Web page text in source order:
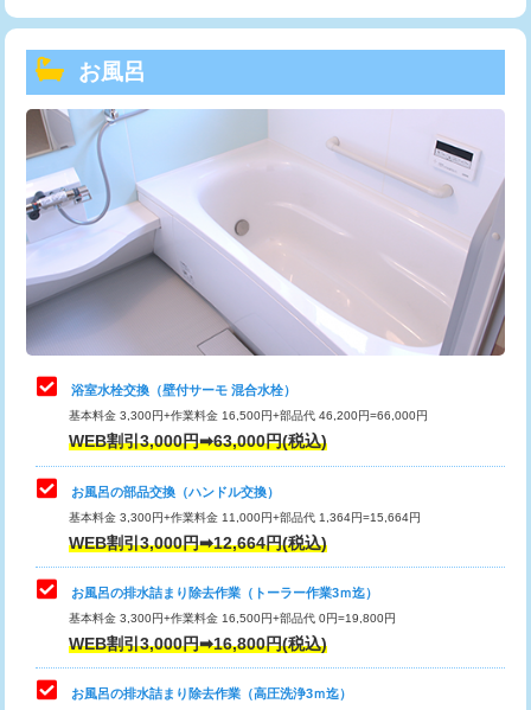
トーラー機使用/3mまで
追加トーラー機使用/3m超え
カメラ調査 33,000円
桝清掃 8,800円
止水・漏水調査・防水処理・清掃・修
理・調整・分解・加工など（軽作業）
止水・漏水調査・防水処理・清掃・修
理・調整・分解・加工など（中作業）
22,000円
止水・漏水調査・防水処理・清掃・修
理・調整・分解・加工など（重作業）
33,000円
トイレタンク脱着
トイレ便器脱着
タンクレストイレ脱着 33,000円
小便器トイレ脱着
その他部品の脱着 8,800円～
お風呂
浴室水栓交換（壁付サーモ 混合水栓）
基本料金 3,300円+作業料金 16,500円+部品代 46,200円=66,000円
WEB割引3,000円➡63,000円(税込)
お風呂の部品交換（ハンドル交換）
基本料金 3,300円+作業料金 11,000円+部品代 1,364円=15,664円
WEB割引3,000円➡12,664円(税込)
お風呂の排水詰まり除去作業（トーラー作業3ｍ迄）
基本料金 3,300円+作業料金 16,500円+部品代 0円=19,800円
WEB割引3,000円➡16,800円(税込)
お風呂の排水詰まり除去作業（高圧洗浄3ｍ迄）